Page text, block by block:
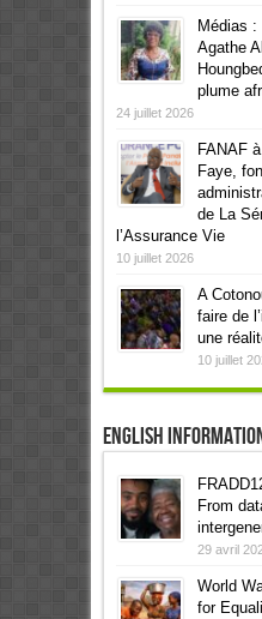
Médias
Agathe
plume
24 juillet 2026
FANAF
Faye,
de La
l’Assurance Vie
10 juillet 2026
A
faire de
une
10 juillet
English
From
29 avril
World
for